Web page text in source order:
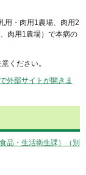
用・肉用1農場、肉用2
肉用1農場）で本病の
ください。
外部サイトが開きま
品・生活衛生課）（別